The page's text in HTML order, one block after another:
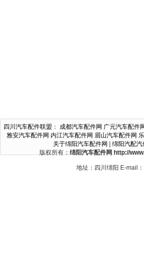
四川汽车配件联盟 ： 成都汽车配件网 广元汽车配件
雅安汽车配件网 内江汽车配件网 眉山汽车配件网
关于绵阳汽车配件网
绵阳汽配汽
版权所有： 绵阳汽车配件网 http://
地址：四川绵阳 E-mail